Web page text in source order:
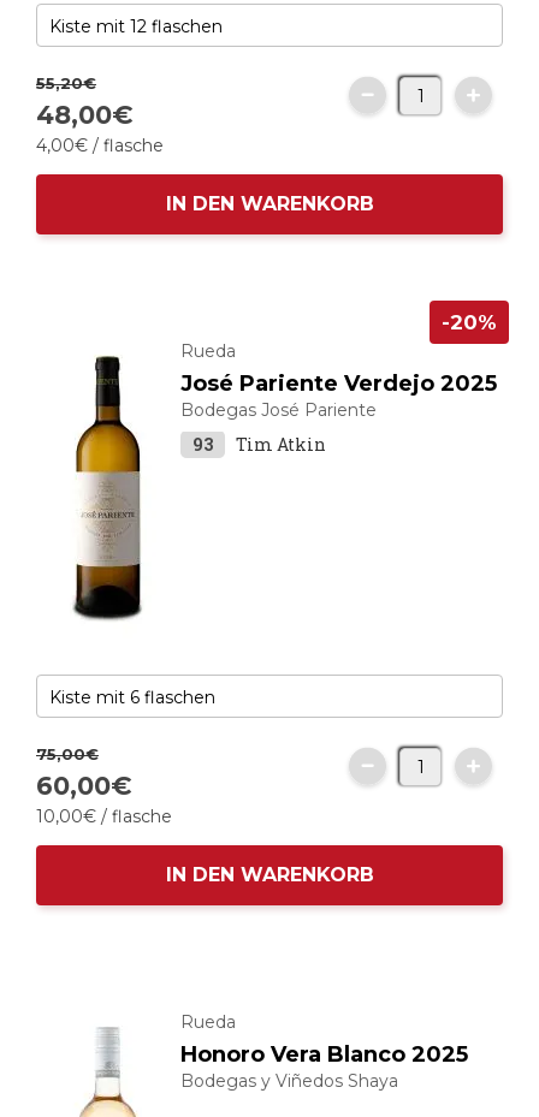
55,20€
48,00€
4,00€ / flasche
IN DEN WARENKORB
Rueda
José Pariente Verdejo 2025
Bodegas José Pariente
93 Tim Atkin
-20%
75,00€
60,00€
10,00€ / flasche
IN DEN WARENKORB
Rueda
Honoro Vera Blanco 2025
Bodegas y Viñedos Shaya